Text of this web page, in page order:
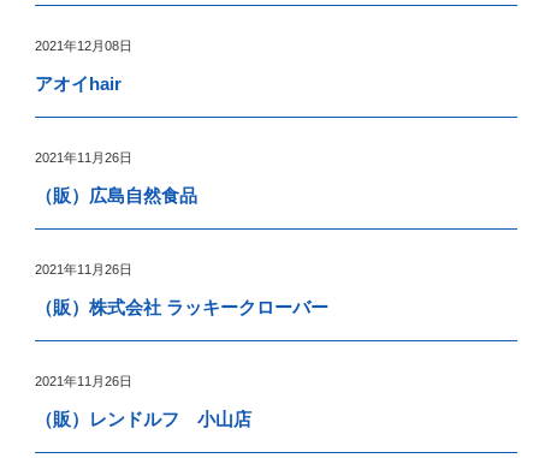
2021年12月08日
アオイhair
2021年11月26日
（販）広島自然食品
2021年11月26日
（販）株式会社 ラッキークローバー
2021年11月26日
（販）レンドルフ 小山店